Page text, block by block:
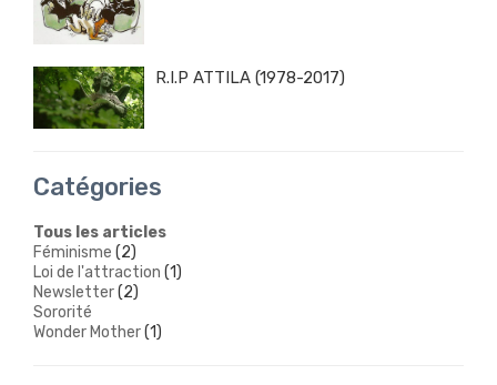
R.I.P ATTILA (1978-2017)
Catégories
Tous les articles
Féminisme (2)
Loi de l'attraction (1)
Newsletter(2)
Sororité
Wonder Mother(1)